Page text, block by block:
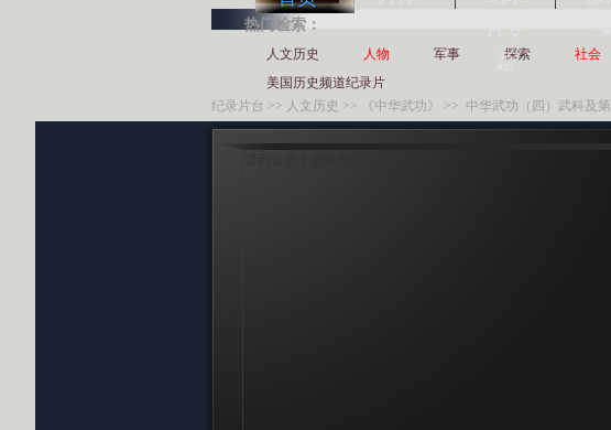
题
热门检索：
人文历史 人物 军事 探索 社会
美国历史频道纪录片
纪录片台 >> 人文历史 >> 《中华武功》 >> 中华武功（四）武科及第